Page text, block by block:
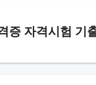
증 자격시험